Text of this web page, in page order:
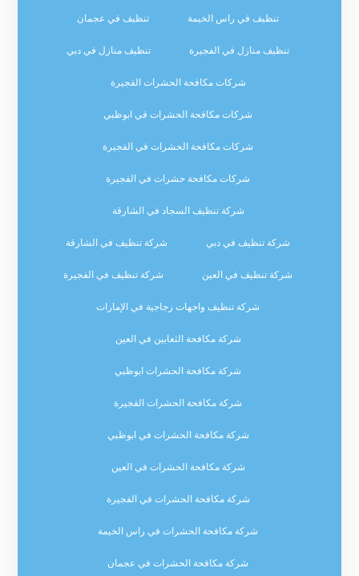
تنظيف في راس الخيمة تنظيف في عجمان
تنظيف منازل في الفجيرة تنظيف منازل في دبي
شركات مكافحة الحشرات الفجيرة
شركات مكافحة الحشرات في ابوظبي
شركات مكافحة الحشرات في الفجيرة
شركات مكافحة حشرات في الفجيرة
شركة تنظيف السجاد في الشارقة
شركة تنظيف في دبي شركة تنظيف في الشارقة
شركة تنظيف في العين شركة تنظيف في الفجيرة
شركة تنظيف واجهات زجاجية في الإمارات
شركة مكافحة الثعابين في العين
شركة مكافحة الحشرات ابوظبي
شركة مكافحة الحشرات الفجيرة
شركة مكافحة الحشرات في ابوظبي
شركة مكافحة الحشرات في العين
شركة مكافحة الحشرات في الفجيرة
شركة مكافحة الحشرات في راس الخيمة
شركة مكافحة الحشرات في عجمان